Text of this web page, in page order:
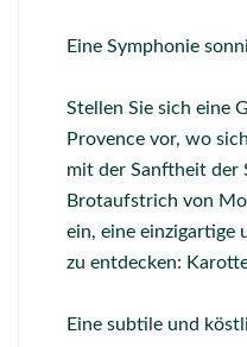
Eine Symphonie
Stellen Sie sich eine
Provence vor, wo
mit der Sanftheit der
Brotaufstrich von
ein, eine einzigartige
zu entdecken:
Eine subtile und